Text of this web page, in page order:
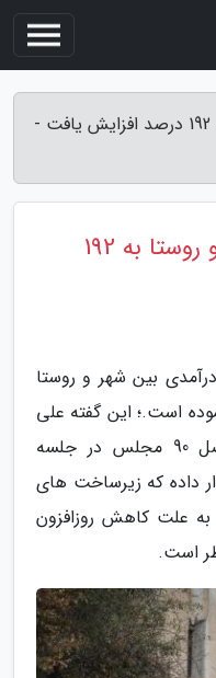
شکاف درآمدی بین شهر و روستا به 192 درصد افزایش یافت -
شکاف درآمدی بین شهر و روستا به 192
شکاف درآمدی بین شهر و روستا
نموده است.؛ این گفته علی
خضریان- سخنگوی کمیسیون اصل 90 مجلس در جلسه
داده که زیرساخت های
علت کاهش روزافزون
است.